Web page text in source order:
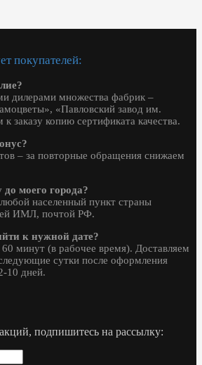
покупателей:
дилерами множества фабрик –
«Павловский завод им.
заказу копию сертификата качества.
– за повторные обращения снижаем
моего города?
населенный пункт страны
ИМЛ, почтой РФ.
к нужной дате?
минут (в рабочее время). Доставляем
сутки после оформления
10 дней.
подпишитесь на рассылку: